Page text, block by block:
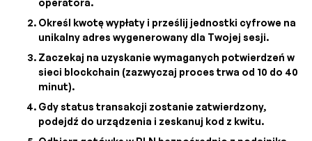
Określ kwotę wypłaty i prześlij jednostki cyfrowe na
unikalny adres wygenerowany dla Twojej sesji.
Zaczekaj na uzyskanie wymaganych potwierdzeń w
sieci blockchain (zazwyczaj proces trwa od 10 do 40
minut).
Gdy status transakcji zostanie zatwierdzony,
podejdź do urządzenia i zeskanuj kod z kwitu.